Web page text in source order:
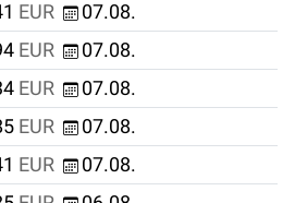
EUR
07.08.
EUR
07.08.
EUR
07.08.
EUR
07.08.
EUR
07.08.